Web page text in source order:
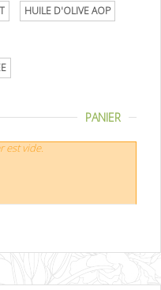
HUILE D'OLIVE AOP
PANIER
est vide.